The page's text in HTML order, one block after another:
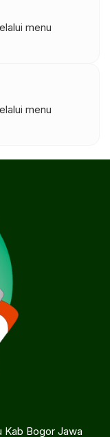
menu
menu
Kab Bogor Jawa